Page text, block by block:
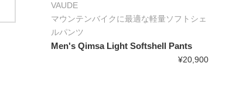
VAUDE
マウンテンバイクに最適な軽量ソフトシェ
ルパンツ
Men's Qimsa Light Softshell Pants
¥20,900